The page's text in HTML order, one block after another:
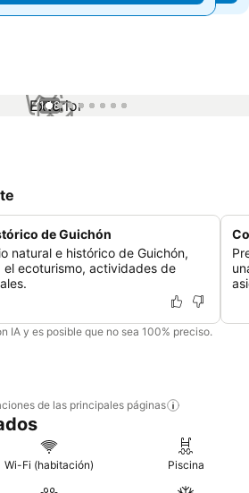
1 / 8
de Guichón
natural e histórico de Guichón,
ecoturismo, actividades de
IA y es posible que no sea 100% preciso.
de las principales páginas
Wi-Fi (habitación) Piscina